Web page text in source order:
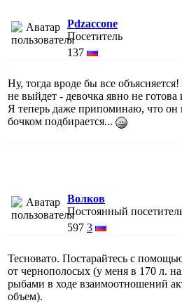
Pdzaccone
Посетитель
137
Ну, тогда вроде бы все
не выйдет - девочка явно не
Я теперь даже припоминаю, что он
бочком подбирается...
Волков
Постоянный
597 3
Тесновато. Постарайтесь с
от чернополосых (у меня в 170 л.
рыбами в ходе взаимоотношений
объем).